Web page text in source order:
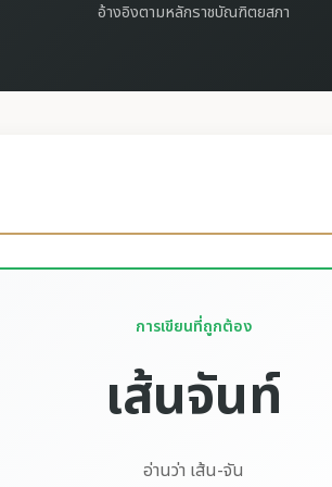
อ้างอิงตามหลักราชบัณฑิตยสภา
การเขียนที่ถูกต้อง
เส้นจันท์
อ่านว่า เส้น-จัน